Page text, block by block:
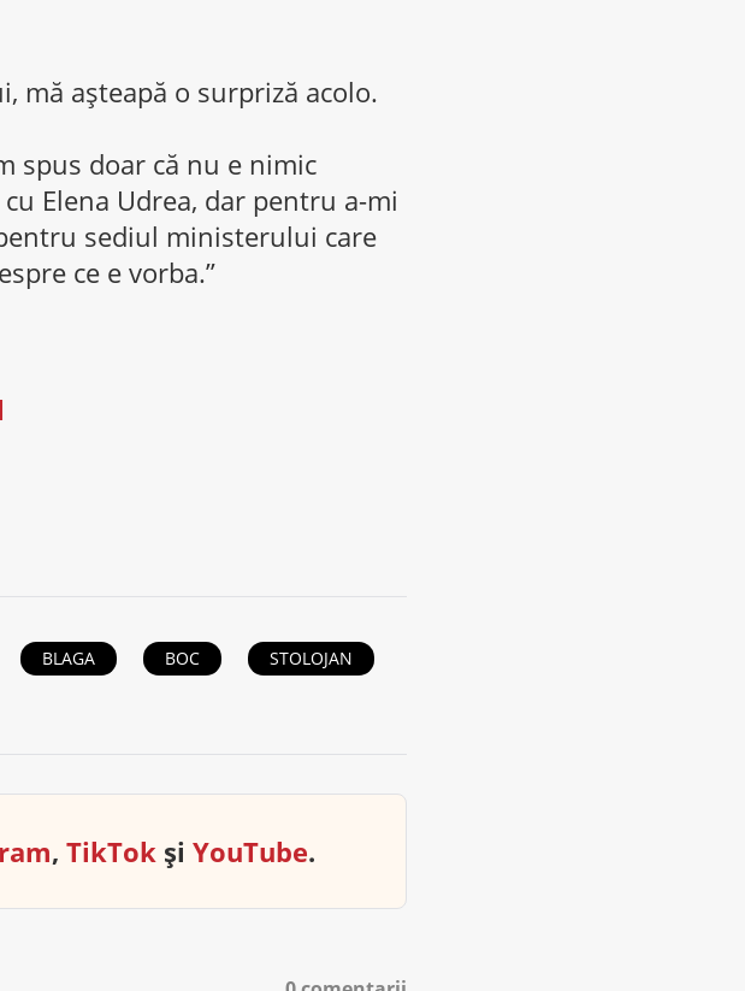
mă aşteapă o surpriză acolo.
spus doar că nu e nimic
Elena Udrea, dar pentru a-mi
sediul ministerului care
ce e vorba.”
BLAGA BOC
STOLOJAN
,TikTok șiYouTube.